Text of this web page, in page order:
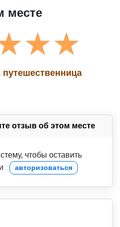
месте
путешественница
отзыв об этом месте
чтобы оставить
авторизоваться